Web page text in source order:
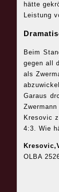
hätte
Leistung
Beim
gegen all
als
Garaus
Kresovic
4:3. Wie
OLBA